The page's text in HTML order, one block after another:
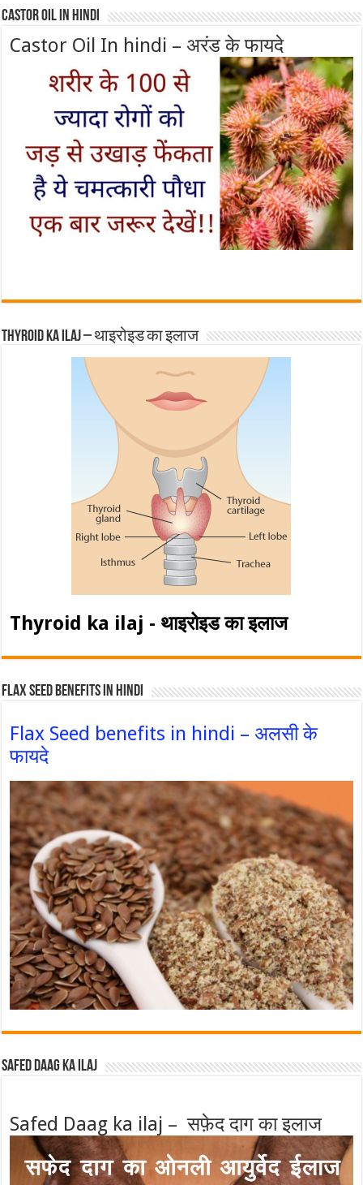
Castor Oil In Hindi
Castor Oil In hindi – अरंड के फायदे
Thyroid ka ilaj – थाइरोइड का इलाज
Thyroid ka ilaj - थाइरोइड का इलाज
Flax Seed Benefits in hindi
Flax Seed benefits in hindi – अलसी के
फायदे
Safed Daag ka ilaj
Safed Daag ka ilaj – सफ़ेद दाग का इलाज